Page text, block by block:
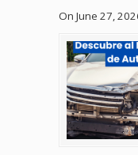
On June 27,